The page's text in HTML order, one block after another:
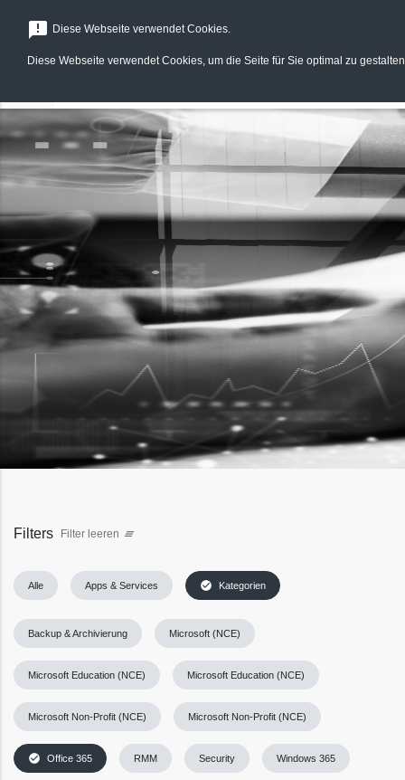
menu
Filters Filter leeren clear_all
Alle Apps & Services check_circle Kategorien
Backup & Archivierung Microsoft (NCE)
Microsoft Education (NCE) Microsoft Education (NCE)
Microsoft Non-Profit (NCE) Microsoft Non-Profit (NCE)
check_circle Office 365 RMM Security Windows 365
announcement Diese Webseite verwendet Cookies.
Diese Webseite verwendet Cookies, um die Seite für Sie optimal zu